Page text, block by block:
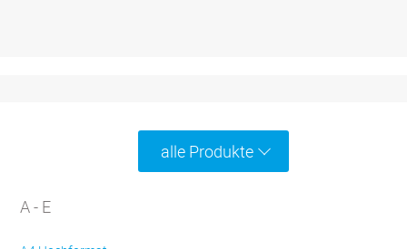
alle Produkte
A - E